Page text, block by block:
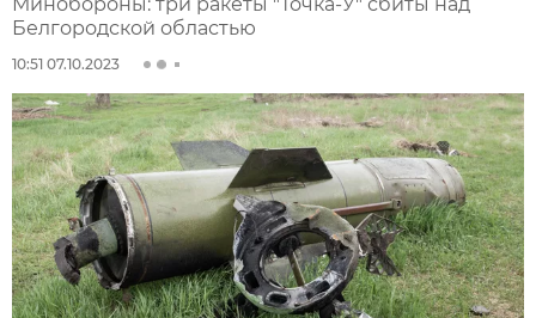
Белгородской областью
10:51 07.10.2023